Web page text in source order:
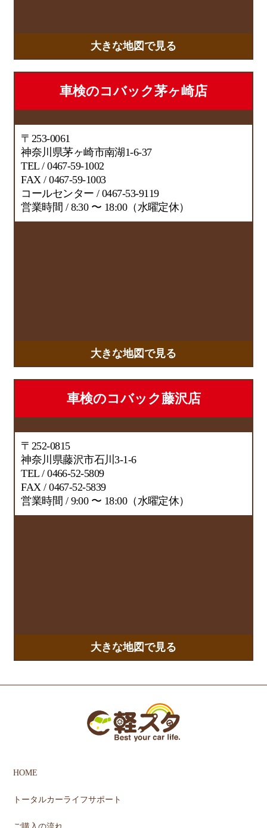
大きな地図で見る
車検のコバック茅ヶ崎店
〒253-0061
神奈川県茅ヶ崎市南湖1-6-37
TEL / 0467-59-1002
FAX / 0467-59-1003
コールセンター / 0467-53-9119
営業時間 / 8:30 〜 18:00（水曜定休）
大きな地図で見る
車検のコバック藤沢店
〒252-0815
神奈川県藤沢市石川3-1-6
TEL / 0466-52-5809
FAX / 0467-52-5839
営業時間 / 9:00 〜 18:00（水曜定休）
大きな地図で見る
HOME
トータルカーライフサポート